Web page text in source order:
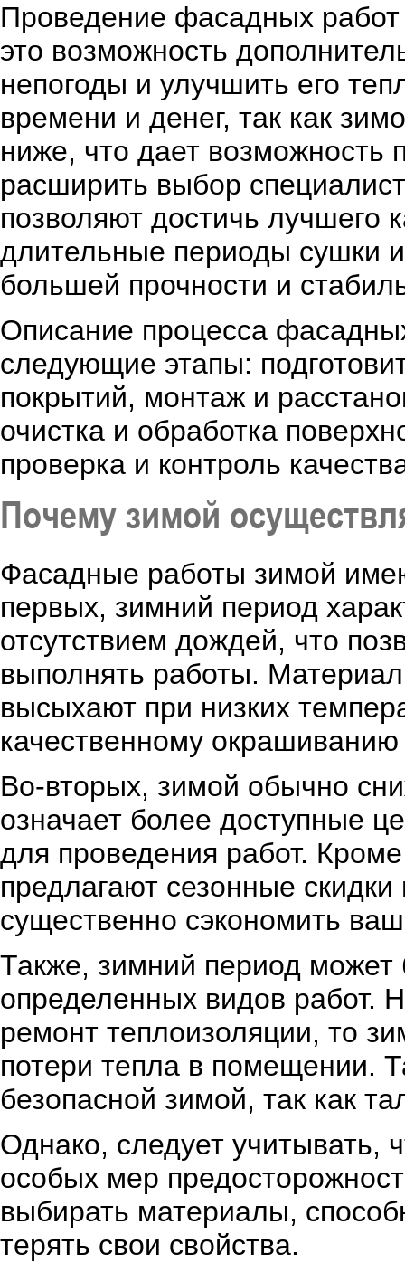
Проведение фасадных
это возможность
непогоды и улучшить его
времени и денег, так как
ниже, что дает возможность
расширить выбор
позволяют достичь лучшего
длительные периоды сушки
большей прочности и
Описание процесса
следующие этапы:
покрытий, монтаж и
очистка и обработка
проверка и контроль
Почему зимой
Фасадные работы зимой
первых, зимний период
отсутствием дождей, что
выполнять работы.
высыхают при низких
качественному окрашиванию
Во-вторых, зимой обычно
означает более доступные
для проведения работ.
предлагают сезонные
существенно сэкономить
Также, зимний период
определенных видов работ.
ремонт теплоизоляции, то
потери тепла в помещении.
безопасной зимой, так как
Однако, следует учитывать,
особых мер
выбирать материалы,
терять свои свойства.